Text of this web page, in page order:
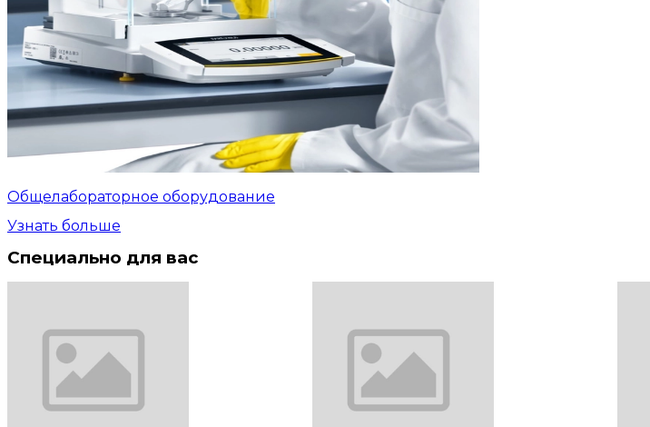
Общелабораторное оборудование
Узнать больше
Специально для вас